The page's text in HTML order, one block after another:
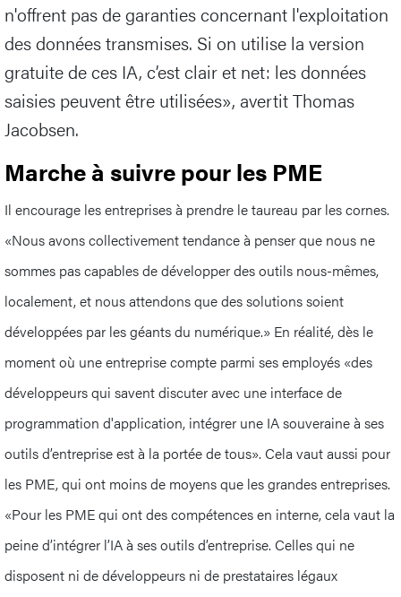
n'offrent pas de garanties concernant l'exploitation
des données transmises. Si on utilise la version
gratuite de ces IA, c’est clair et net: les données
saisies peuvent être utilisées», avertit Thomas
Jacobsen.
Marche à suivre pour les PME
Il encourage les entreprises à prendre le taureau par les cornes.
«Nous avons collectivement tendance à penser que nous ne
sommes pas capables de développer des outils nous-mêmes,
localement, et nous attendons que des solutions soient
développées par les géants du numérique.» En réalité, dès le
moment où une entreprise compte parmi ses employés «des
développeurs qui savent discuter avec une interface de
programmation d'application, intégrer une IA souveraine à ses
outils d’entreprise est à la portée de tous». Cela vaut aussi pour
les PME, qui ont moins de moyens que les grandes entreprises.
«Pour les PME qui ont des compétences en interne, cela vaut la
peine d’intégrer l’IA à ses outils d’entreprise. Celles qui ne
disposent ni de développeurs ni de prestataires légaux